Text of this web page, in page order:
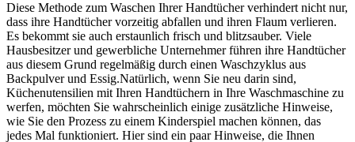
Diese Methode zum Waschen Ihrer Handtücher verhindert nicht nur,
dass ihre Handtücher vorzeitig abfallen und ihren Flaum verlieren.
Es bekommt sie auch erstaunlich frisch und blitzsauber. Viele
Hausbesitzer und gewerbliche Unternehmer führen ihre Handtücher
aus diesem Grund regelmäßig durch einen Waschzyklus aus
Backpulver und Essig.Natürlich, wenn Sie neu darin sind,
Küchenutensilien mit Ihren Handtüchern in Ihre Waschmaschine zu
werfen, möchten Sie wahrscheinlich einige zusätzliche Hinweise,
wie Sie den Prozess zu einem Kinderspiel machen können, das
jedes Mal funktioniert. Hier sind ein paar Hinweise, die Ihnen